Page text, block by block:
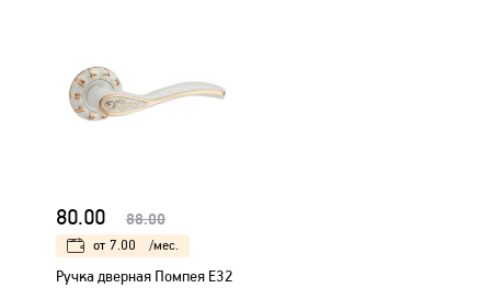
80.00 88.00
от 7.00 /мес.
Ручка дверная Помпея E32